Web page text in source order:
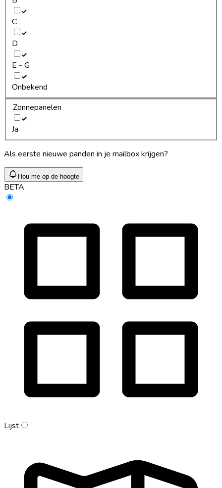
C
D
E - G
Onbekend
Zonnepanelen
Ja
Als eerste nieuwe panden in je mailbox krijgen?
Hou me op de hoogte
BETA
Lijst